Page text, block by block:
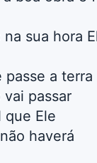
sua hora
passe a terra
vai passar
que Ele
haverá